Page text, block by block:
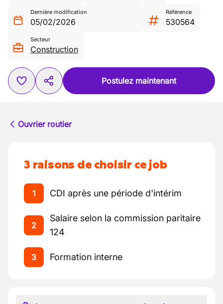
Dernière modification
05/02/2026
Référence
530564
Secteur
Construction
Postulez maintenant
Ouvrier routier
3 raisons de choisir ce job
1 CDI après une période d'intérim
2
Salaire selon la commission paritaire
124
3 Formation interne